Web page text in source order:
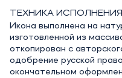
ТЕХНИКА
Икона выполнена на
изготовленной из
откопирован с
одобрение русской
окончательном